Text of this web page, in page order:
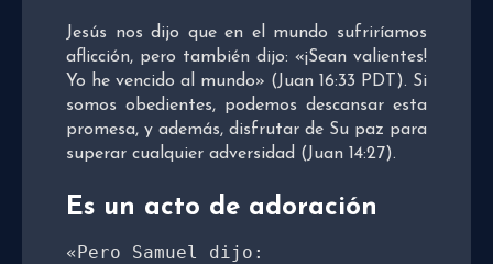
Jesús nos dijo que en el mundo sufriríamos
aflicción, pero también dijo: «¡Sean valientes!
Yo he vencido al mundo» (Juan 16:33 PDT). Si
somos obedientes, podemos descansar esta
promesa, y además, disfrutar de Su paz para
superar cualquier adversidad (Juan 14:27).
Es un acto de adoración
«Pero Samuel dijo: